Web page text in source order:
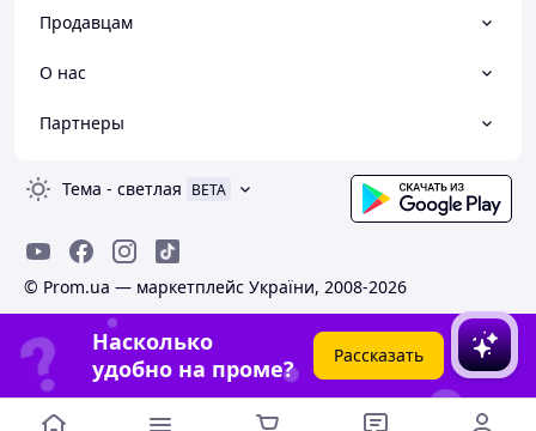
Продавцам
О нас
Партнеры
Тема - светлая BETA
© Prom.ua — маркетплейс України, 2008-2026
Насколько
удобно на проме?
Рассказать